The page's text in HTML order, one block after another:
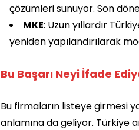
çözümleri sunuyor. Son
MKE: Uzun yıllardır
yeniden yapılandırılarak
Bu Başarı Neyi İfade
Bu firmaların listeye girmesi
anlamına da geliyor. Türkiye